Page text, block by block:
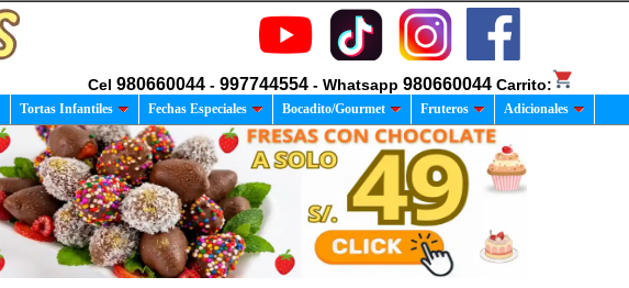
Cel 980660044 - 997744554 - Whatsapp 980660044 Carrito:
Tortas Infantiles Fechas Especiales Bocadito/Gourmet Fruteros Adicionales